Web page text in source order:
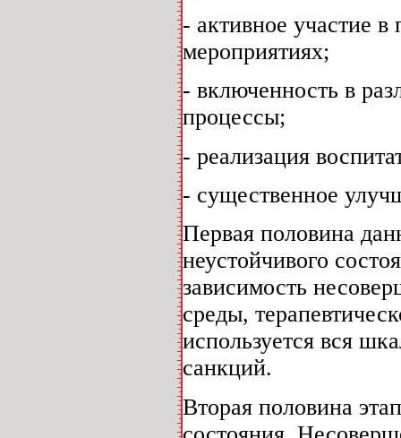
- активное участие
мероприятиях;
- включенность в
процессы;
- реализация
- существенное
Первая половина
неустойчивого
зависимость
среды,
используется вся
санкций.
Вторая половина